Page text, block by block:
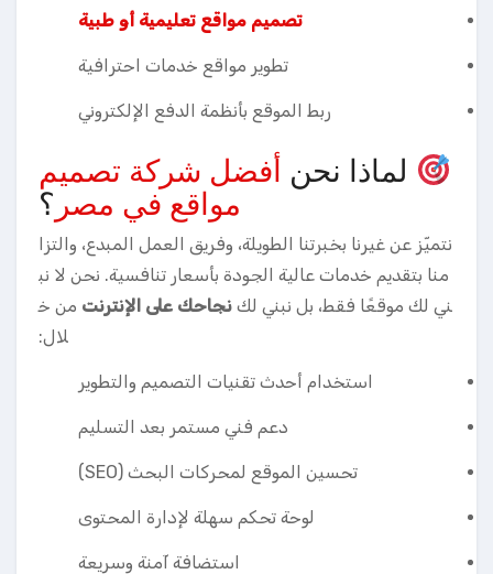
تصميم مواقع تعليمية أو طبية
تطوير مواقع خدمات احترافية
ربط الموقع بأنظمة الدفع الإلكتروني
لماذا نحن أفضل شركة تصميم
مواقع في مصر ؟
نتميّز عن غيرنا بخبرتنا الطويلة، وفريق العمل المبدع، والتزا
منا بتقديم خدمات عالية الجودة بأسعار تنافسية. نحن لا نب
ني لك موقعًا فقط، بل نبني لك نجاحك على الإنترنت من خ
لال:
استخدام أحدث تقنيات التصميم والتطوير
دعم فني مستمر بعد التسليم
تحسين الموقع لمحركات البحث (SEO)
لوحة تحكم سهلة لإدارة المحتوى
استضافة آمنة وسريعة